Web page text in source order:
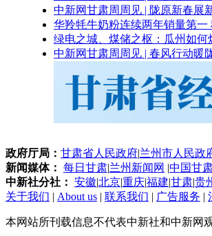
中新网甘肃周周见 | 陇原新春展
华羚牦牛奶粉连续两年销量第一
绿电之城、煤储之枢：瓜州如何
中新网甘肃周周见 | 春风行动暖
政府厅局： 甘肃省人民政府|兰州市人民政
新闻媒体： 每日甘肃|兰州新闻网 |中国甘
中新社分社： 安徽|北京|重庆|福建|甘肃|贵
关于我们 | About us | 联系我们 | 广告服务 |
本网站所刊载信息不代表中新社和中新网